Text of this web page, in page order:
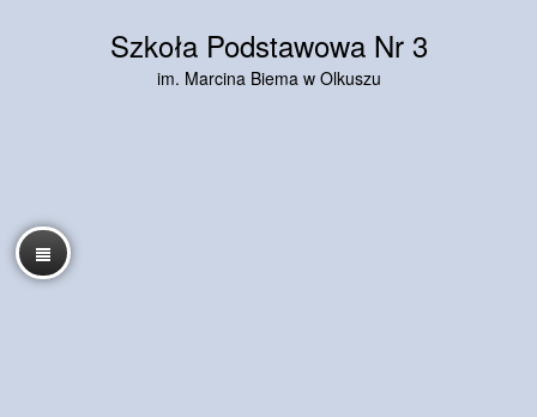
Szkoła Podstawowa Nr 3
im. Marcina Biema w Olkuszu